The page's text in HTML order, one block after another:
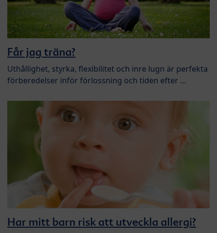
Får jag träna?
Uthållighet, styrka, flexibilitet och inre lugn är perfekta
förberedelser inför förlossning och tiden efter ...
Har mitt barn risk att utveckla allergi?